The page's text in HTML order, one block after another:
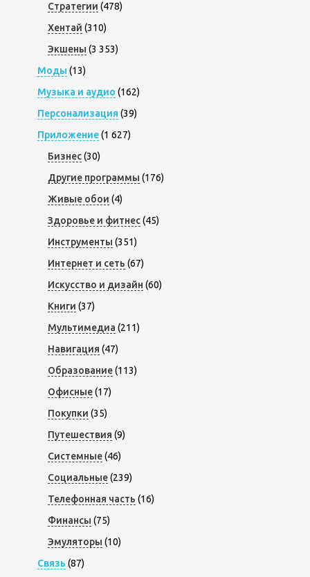
Стратегии (478)
Хентай (310)
Экшены (3 353)
Моды (13)
Музыка и аудио (162)
Персонализация (39)
Приложение(1 627)
Бизнес(30)
Другие программы (176)
Живые обои (4)
Здоровье и фитнес(45)
Инструменты (351)
Интернет и сеть (67)
Искусство и дизайн (60)
Книги (37)
Мультимедиа (211)
Навигация (47)
Образование(113)
Офисные(17)
Покупки (35)
Путешествия (9)
Системные(46)
Социальные(239)
Телефонная часть (16)
Финансы (75)
Эмуляторы (10)
Связь (87)